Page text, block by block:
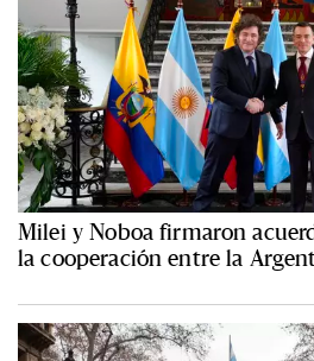
Milei y Noboa firmaron
la cooperación entre la